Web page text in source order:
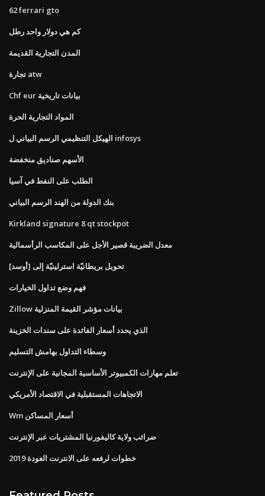
62 ferrari gto
كم هي دولار واحد رطل
المدن التجارية القديمة
تجارة atw
Chf eur بيانات تاريخية
المواد التجارية الحرة
الهيكل التنظيمي الرسم البياني ل infosys
الأسهم صناديق منخفضة
الطلب على النفط في آسيا
بنك الدولة من الهند الرسم البياني
Kirkland signature 8 qt stockpot
معدل الضريبة قصير الأجل على المكاسب الرأسمالية
تحويل بريطانيّة استرلينيّة إلى [أوسد]
فهم وضع تداول الخيارات
Zillow بيانات مؤشر القيمة المنزلية
الذي يحدد أسعار الفائدة على سندات الخزينة
وسطاء التداول بهامش التسليم
تعلم مهارات الكمبيوتر الأساسية المجانية على الإنترنت
الاتجاهات المستقبلية في الاقتصاد الأمريكي
Wm أسعار المساكن
ضرائب ولاية كاليفورنيا المشتريات عبر الإنترنت
خطوات لرفعه على الانترنت العودة 2019